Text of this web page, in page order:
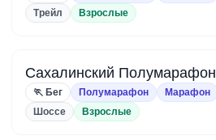
Трейл
Взрослые
Сахалинский Полумарафон
🏃 Бег Полумарафон Марафон
Шоссе Взрослые